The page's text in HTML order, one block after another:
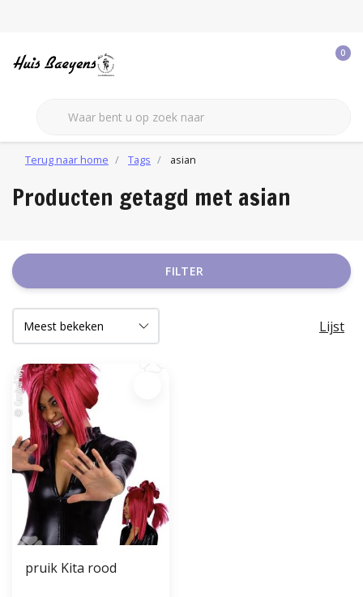
0
Terug naar home Tags asian
Producten getagd met asian
FILTER
Lijst
pruik Kita rood